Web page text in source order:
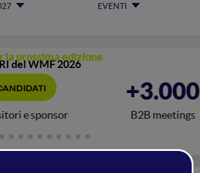
EVENTI
proposta di Show
la prossima edizione
del WMF 2026
e sponsor
+3.000
B2B meetings